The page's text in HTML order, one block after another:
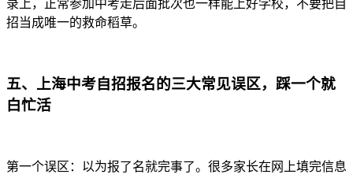
录上，正常参加中考走后面批次也一样能上好学校，不要把自
招当成唯一的救命稻草。
五、上海中考自招报名的三大常见误区，踩一个就
白忙活
第一个误区：以为报了名就完事了。很多家长在网上填完信息